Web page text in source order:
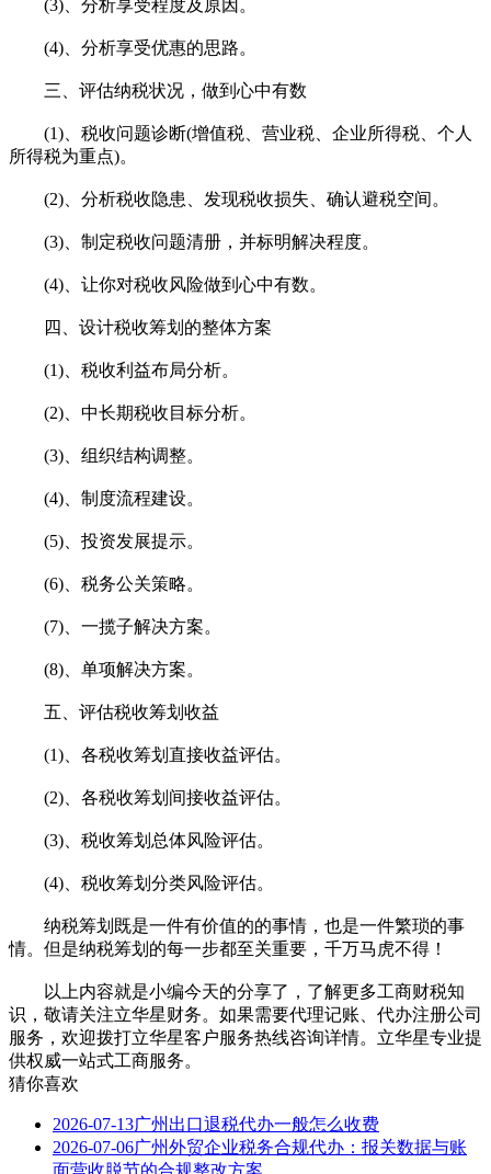
(3)、分析享受程度及原因。
(4)、分析享受优惠的思路。
三、评估纳税状况，做到心中有数
(1)、税收问题诊断(增值税、营业税、企业所得税、个人
所得税为重点)。
(2)、分析税收隐患、发现税收损失、确认避税空间。
(3)、制定税收问题清册，并标明解决程度。
(4)、让你对税收风险做到心中有数。
四、设计税收筹划的整体方案
(1)、税收利益布局分析。
(2)、中长期税收目标分析。
(3)、组织结构调整。
(4)、制度流程建设。
(5)、投资发展提示。
(6)、税务公关策略。
(7)、一揽子解决方案。
(8)、单项解决方案。
五、评估税收筹划收益
(1)、各税收筹划直接收益评估。
(2)、各税收筹划间接收益评估。
(3)、税收筹划总体风险评估。
(4)、税收筹划分类风险评估。
纳税筹划既是一件有价值的的事情，也是一件繁琐的事
情。但是纳税筹划的每一步都至关重要，千万马虎不得！
以上内容就是小编今天的分享了，了解更多工商财税知
识，敬请关注立华星财务。如果需要代理记账、代办注册公司
服务，欢迎拨打立华星客户服务热线咨询详情。立华星专业提
供权威一站式工商服务。
猜你喜欢
2026-07-13广州出口退税代办一般怎么收费
2026-07-06广州外贸企业税务合规代办：报关数据与账
面营收脱节的合规整改方案